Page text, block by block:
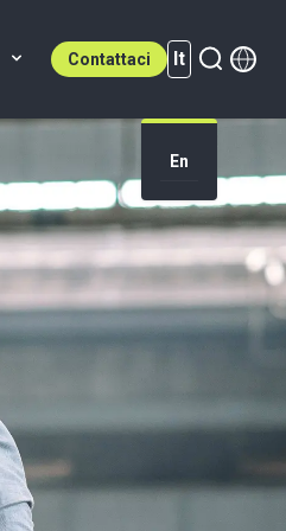
Contattaci It
It (active)
En